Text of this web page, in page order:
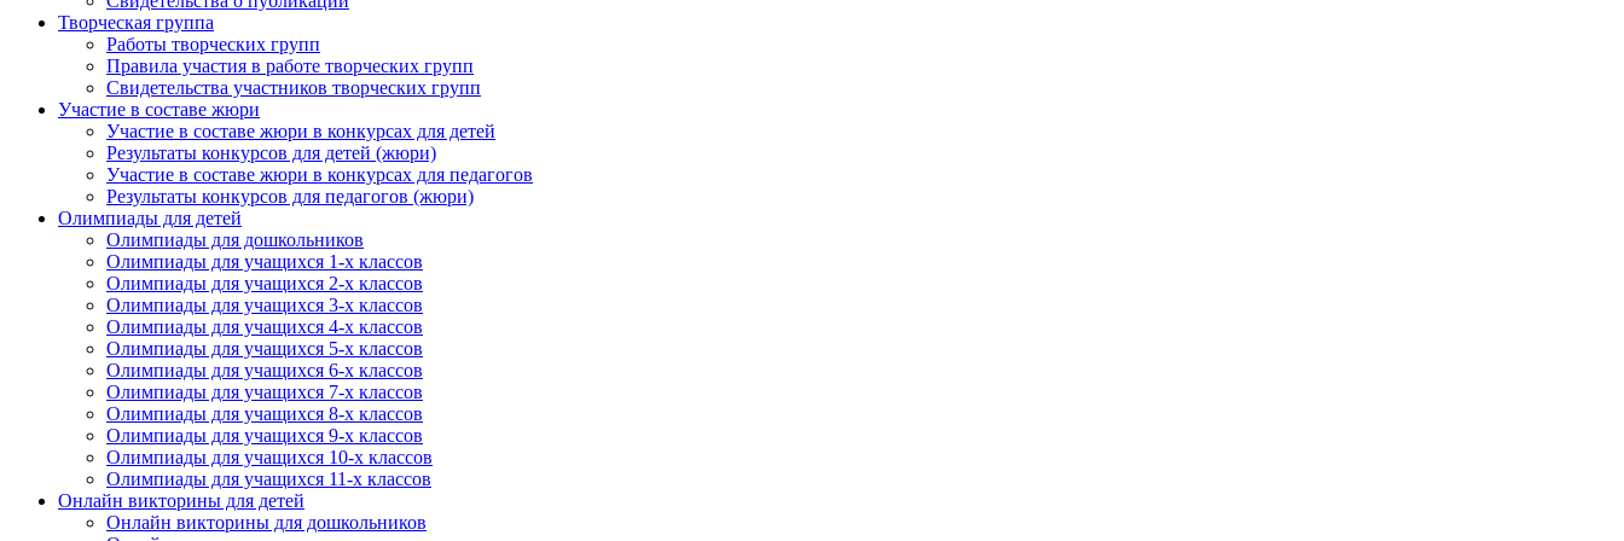
Творческая группа
Работы творческих групп
Правила участия в работе творческих групп
Свидетельства участников творческих групп
Участие в составе жюри
Участие в составе жюри в конкурсах для детей
Результаты конкурсов для детей (жюри)
Участие в составе жюри в конкурсах для педагогов
Результаты конкурсов для педагогов (жюри)
Олимпиады для детей
Олимпиады для дошкольников
Олимпиады для учащихся 1-х классов
Олимпиады для учащихся 2-х классов
Олимпиады для учащихся 3-х классов
Олимпиады для учащихся 4-х классов
Олимпиады для учащихся 5-х классов
Олимпиады для учащихся 6-х классов
Олимпиады для учащихся 7-х классов
Олимпиады для учащихся 8-х классов
Олимпиады для учащихся 9-х классов
Олимпиады для учащихся 10-х классов
Олимпиады для учащихся 11-х классов
Онлайн викторины для детей
Онлайн викторины для дошкольников